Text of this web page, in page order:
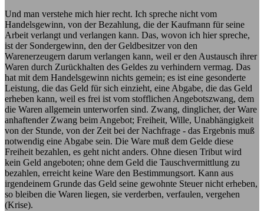
Und man verstehe mich hier recht. Ich spreche nicht vom
Handelsgewinn, von der Bezahlung, die der Kaufmann für seine
Arbeit verlangt und verlangen kann. Das, wovon ich hier spreche,
ist der Sondergewinn, den der Geldbesitzer von den
Warenerzeugern darum verlangen kann, weil er den Austausch ihrer
Waren durch Zurückhalten des Geldes zu verhindern vermag. Das
hat mit dem Handelsgewinn nichts gemein; es ist eine gesonderte
Leistung, die das Geld für sich einzieht, eine Abgabe, die das Geld
erheben kann, weil es frei ist vom stofflichen Angebotszwang, dem
die Waren allgemein unterworfen sind. Zwang, dinglicher, der Ware
anhaftender Zwang beim Angebot; Freiheit, Wille, Unabhängigkeit
von der Stunde, von der Zeit bei der Nachfrage - das Ergebnis muß
notwendig eine Abgabe sein. Die Ware muß dem Gelde diese
Freiheit bezahlen, es geht nicht anders. Ohne diesen Tribut wird
kein Geld angeboten; ohne dem Geld die Tauschvermittlung zu
bezahlen, erreicht keine Ware den Bestimmungsort. Kann aus
irgendeinem Grunde das Geld seine gewohnte Steuer nicht erheben,
so bleiben die Waren liegen, sie verderben, verfaulen, vergehen
(Krise).